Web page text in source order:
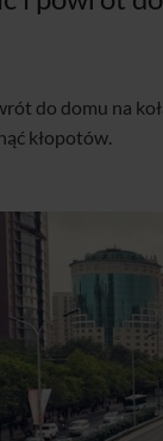
do domu na
kłopotów.